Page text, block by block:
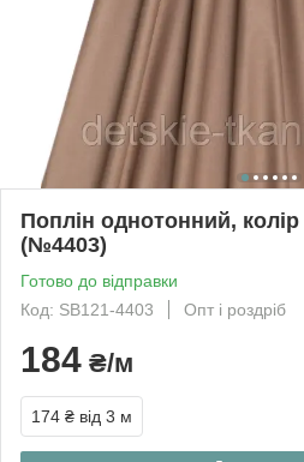
Поплін однотонний,
(№4403)
Готово до відправки
Код: SB121-4403
Опт і роздріб
184 ₴/м
174 ₴ від 3 м